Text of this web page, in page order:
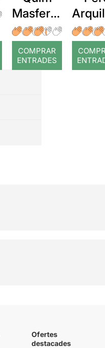
Masferre
r: Temps
COMPRAR
ENTRADES
:
Ofertes
destacades